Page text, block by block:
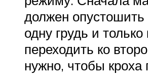
должен
одну грудь и только
переходить ко
нужно, чтобы кроха